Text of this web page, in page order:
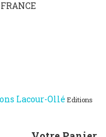
FRANCE
Lacour-Ollé Editions